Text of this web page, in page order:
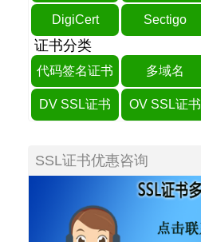
DigiCert Sectigo
证书分类
代码签名证书 多域名
DV SSL证书 OV SSL证书
SSL证书优惠咨询